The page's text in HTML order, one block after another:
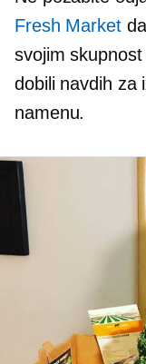
Fresh Marketda
svojim
dobili navdih za
namenu.